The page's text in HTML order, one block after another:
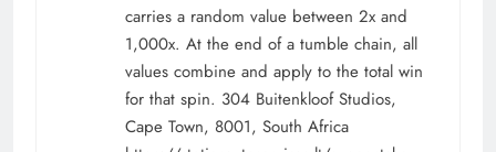
carries a random value between 2x and
1,000x. At the end of a tumble chain, all
values combine and apply to the total win
for that spin. 304 Buitenkloof Studios,
Cape Town, 8001, South Africa